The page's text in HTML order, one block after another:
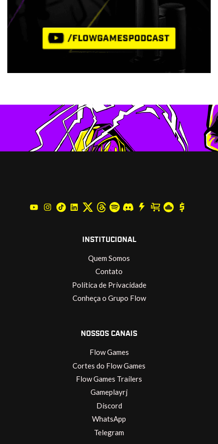
INSTITUCIONAL
Quem Somos
Contato
Política de Privacidade
Conheça o Grupo Flow
NOSSOS CANAIS
Flow Games
Cortes do Flow Games
Flow Games Trailers
Gameplayrj
Discord
WhatsApp
Telegram